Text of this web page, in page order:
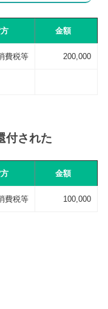
金額
費税等 200,000
付された
金額
費税等 100,000